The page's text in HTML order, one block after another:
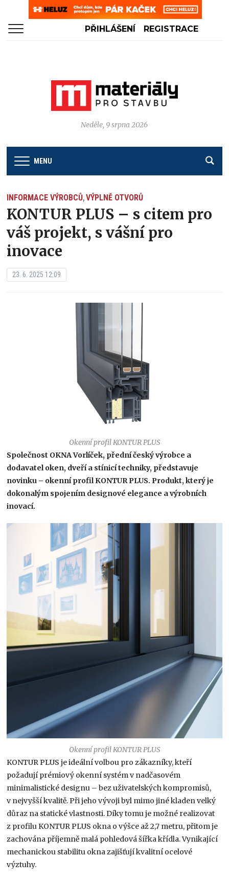
PŘIHLÁŠENÍ REGISTRACE
Neděle, 9 srpna 2026
MENU
INFORMACE VÝROBCŮ,VÝPLNĚ OTVORŮ
KONTUR PLUS – s citem pro
váš projekt, s vášní pro
inovace
23. 6. 2025 12:09
Okenní profil KONTUR PLUS
Společnost OKNA Vorlíček, přední český výrobce a
dodavatel oken, dveří a stínicí techniky, představuje
novinku – okenní profil KONTUR PLUS. Produkt, který je
dokonalým spojením designové elegance a výrobních
inovací.
Okenní profil KONTUR PLUS
KONTUR PLUS je ideální volbou pro zákazníky, kteří
požadují prémiový okenní systém v nadčasovém
minimalistické designu – bez uživatelských kompromisů,
v nejvyšší kvalitě. Při jeho vývoji byl mimo jiné kladen velký
důraz na statické vlastnosti. Díky tomu je možné realizovat
z profilu KONTUR PLUS okna o výšce až 2,7 metru, přitom je
zachována příjemně malá pohledová šířka křídla. Vynikající
mechanickou stabilitu okna zajišťují kvalitní ocelové
výztuhy.